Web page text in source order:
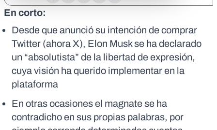
En corto:
Desde que anunció su intención de comprar
Twitter (ahora X), Elon Musk se ha declarado
un “absolutista” de la libertad de expresión,
cuya visión ha querido implementar en la
plataforma
En otras ocasiones el magnate se ha
contradicho en sus propias palabras, por